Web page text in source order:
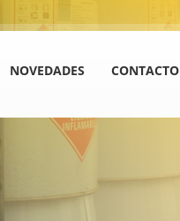
NOVEDADES CONTACTO